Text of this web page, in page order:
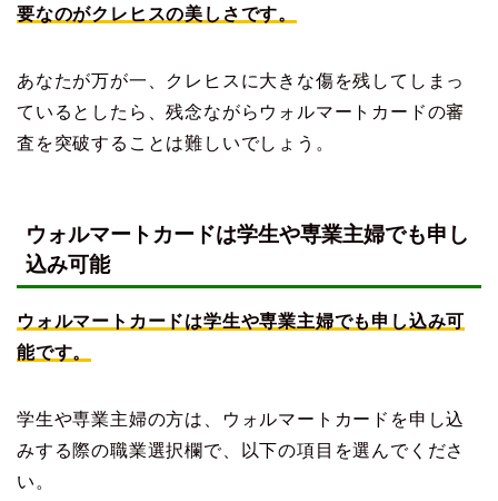
要なのがクレヒスの美しさです。
あなたが万が一、クレヒスに大きな傷を残してしまっ
ているとしたら、残念ながらウォルマートカードの審
査を突破することは難しいでしょう。
ウォルマートカードは学生や専業主婦でも申し
込み可能
ウォルマートカードは学生や専業主婦でも申し込み可
能です。
学生や専業主婦の方は、ウォルマートカードを申し込
みする際の職業選択欄で、以下の項目を選んでくださ
い。